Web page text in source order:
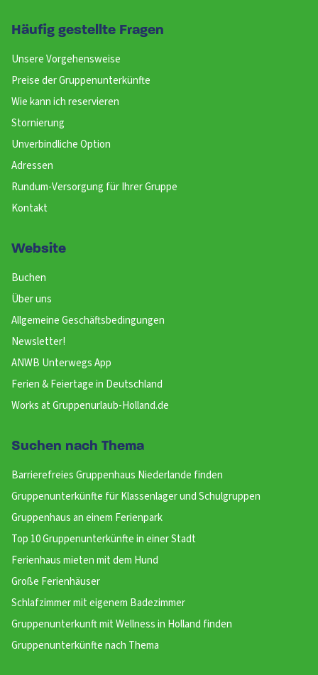
Häufig gestellte Fragen
Unsere Vorgehensweise
Preise der Gruppenunterkünfte
Wie kann ich reservieren
Stornierung
Unverbindliche Option
Adressen
Rundum-Versorgung für Ihrer Gruppe
Kontakt
Website
Buchen
Über uns
Allgemeine Geschäftsbedingungen
Newsletter!
ANWB Unterwegs App
Ferien & Feiertage in Deutschland
Works at Gruppenurlaub-Holland.de
Suchen nach Thema
Barrierefreies Gruppenhaus Niederlande finden
Gruppenunterkünfte für Klassenlager und Schulgruppen
Gruppenhaus an einem Ferienpark
Top 10 Gruppenunterkünfte in einer Stadt
Ferienhaus mieten mit dem Hund
Große Ferienhäuser
Schlafzimmer mit eigenem Badezimmer
Gruppenunterkunft mit Wellness in Holland finden
Gruppenunterkünfte nach Thema